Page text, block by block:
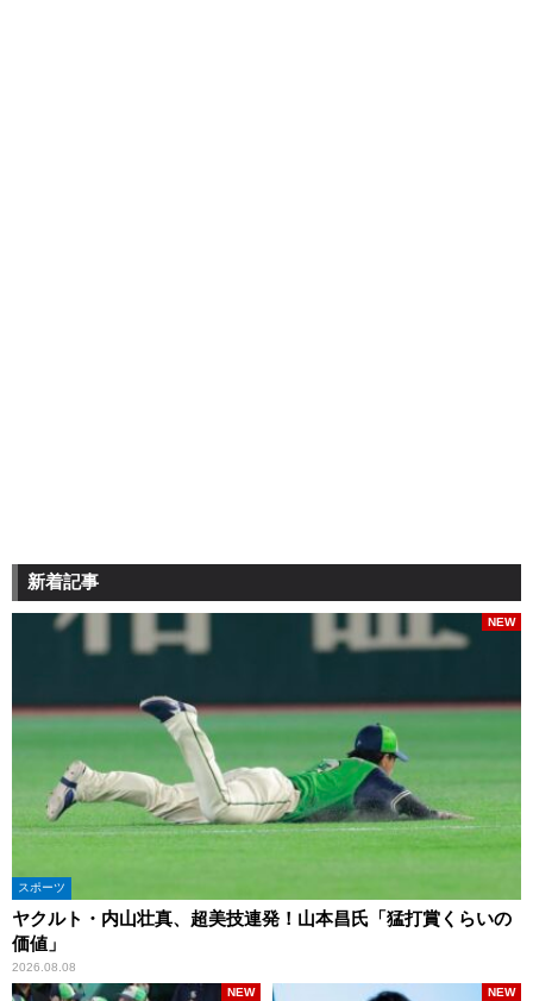
新着記事
スポーツ
ヤクルト・内山壮真、超美技連発！山本昌氏「猛打賞くらいの
価値」
2026.08.08
NEW
NEW NEW